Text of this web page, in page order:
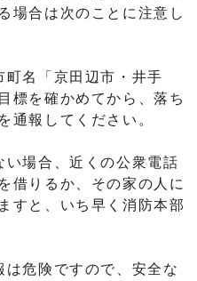
場合は次のことに注意し
名「京田辺市・井手
標を確かめてから、落ち
通報してください。
場合、近くの公衆電話
借りるか、その家の人に
すと、いち早く消防本部
危険ですので、安全な